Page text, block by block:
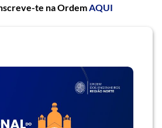
te na Ordem AQUI